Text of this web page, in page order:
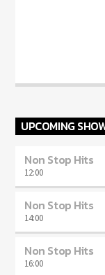
UPCOMING
Non Stop Hits
12:00
Non Stop Hits
14:00
Non Stop Hits
16:00